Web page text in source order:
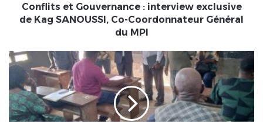
Gouvernance
exclusive
de
SANOUSSI,
Co-
Coordonnateur
Conflits et Gouvernance : interview exclusive
de Kag SANOUSSI, Co-Coordonnateur Général
du MPI
Togo-
Dunenyo
2024
|
Se